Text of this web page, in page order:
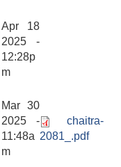
Apr 18
2025 -
12:28p
m
Mar 30
2025 -
11:48a
m
chaitra-
2081_.pdf